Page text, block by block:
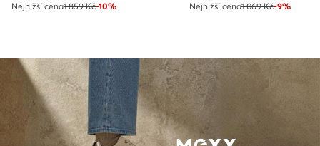
Nejnižší cena1 859 Kč-10%
Nejnižší cena1 069 Kč-9%